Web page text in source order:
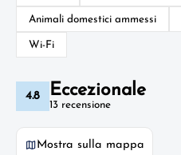
Animali domestici ammessi
Wi-Fi
4.8 Eccezionale
13 recensione
Mostra sulla mappa